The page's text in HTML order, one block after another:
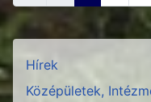
Hírek
Középületek,